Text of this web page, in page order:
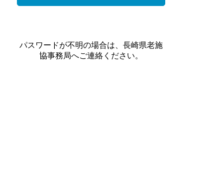
パスワードが不明の場合は、長崎県老施
協事務局へご連絡ください。